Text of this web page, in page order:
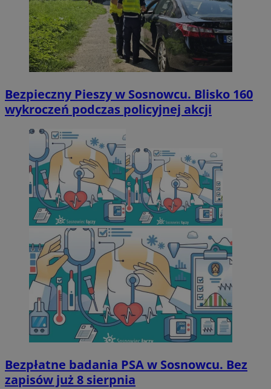
Bezpieczny Pieszy w Sosnowcu. Blisko 160
wykroczeń podczas policyjnej akcji
Bezpłatne badania PSA w Sosnowcu. Bez
zapisów już 8 sierpnia